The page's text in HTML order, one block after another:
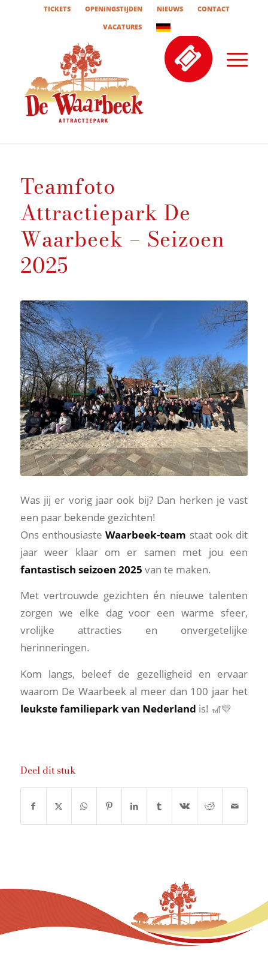
TICKETS OPENINGSTIJDEN NIEUWS
CONTACT
VACATURES
Teamfoto
Attractiepark De
Waarbeek – Seizoen
2025
Was jij er vorig jaar ook bij? Dan herken je vast
een paar bekende gezichten!
Ons enthousiasteWaarbeek-team staat ook dit
jaar weer klaar om er samen met jou een
fantastisch seizoen 2025 van te maken.
Met vertrouwde gezichten én nieuwe talenten
zorgen we elke dag voor een warme sfeer,
vrolijke attracties en onvergetelijke
herinneringen.
Kom langs, beleef de gezelligheid en ervaar
waarom De Waarbeek al meer dan 100 jaar het
leukste familiepark van Nederland is! 🎢💛
Deel dit stuk